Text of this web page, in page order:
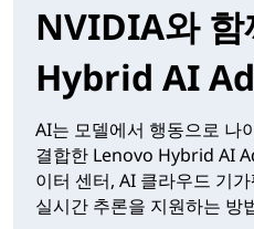
NVIDIA와 함
Hybrid AI
AI는 모델에서 행동으로 나
결합한 Lenovo Hybrid AI
이터 센터, AI 클라우드 기
실시간 추론을 지원하는 방